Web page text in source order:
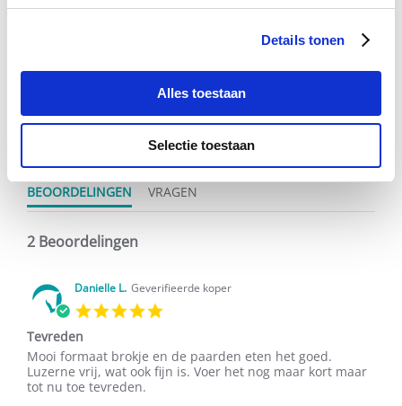
Details tonen
Alles toestaan
Selectie toestaan
4.5
BEOORDELINGEN VRAGEN
2 Beoordelingen
Danielle L. Geverifieerde koper
Tevreden
Review
by
Danielle
review
stating
Tevreden
Mooi formaat brokje en de paarden eten het goed.
Luzerne vrij, wat ook fijn is. Voer het nog maar kort maar
tot nu toe tevreden.